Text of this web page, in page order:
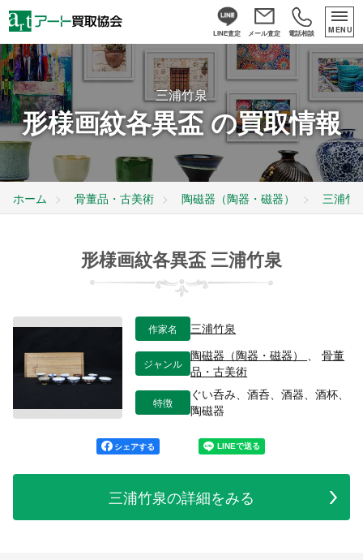
LINE査定 メール査定 電話相談 MENU
三浦竹泉
形様画紋各異盃 の買取情報
ホーム 骨董品・古美術 陶磁器（陶器・磁器） 三浦竹
形様画紋各異盃 三浦竹泉
作家名 三浦竹泉
ジャンル
陶磁器（陶器・磁器） 、骨董
品・古美術
特徴
ぐい呑み、酒呑、酒器、酒杯、
陶磁器
シェアする
三浦竹泉の詳細をみる